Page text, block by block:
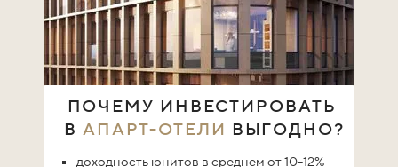
ПОЧЕМУ ИНВЕСТИРОВАТЬ
В АПАРТ-ОТЕЛИ ВЫГОДНО?
доходность юнитов в среднем от 10-12%